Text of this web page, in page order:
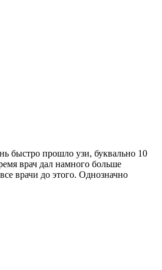
быстро прошло узи, буквально 10
врач дал намного больше
врачи до этого. Однозначно